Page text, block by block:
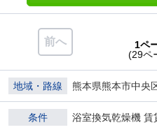
前へ
1ペ
(29ペ
地域・路線 熊本県熊本市中央
条件 浴室換気乾燥機 賃